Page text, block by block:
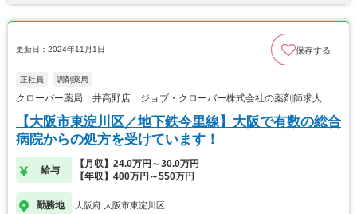
更新日：2024年11月1日 保存する
正社員 調剤薬局
クローバー薬局 井高野店 ジョブ・クローバー株式会社の薬剤師求人
【大阪市東淀川区／地下鉄今里線】大阪で有数の総合
病院からの処方を受けています！
給与
【月収】24.0万円～30.0万円
【年収】400万円～550万円
勤務地 大阪府 大阪市東淀川区